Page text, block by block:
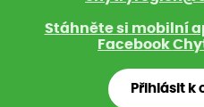
Stáhněte si mobilní
Facebook
Přihlásit k